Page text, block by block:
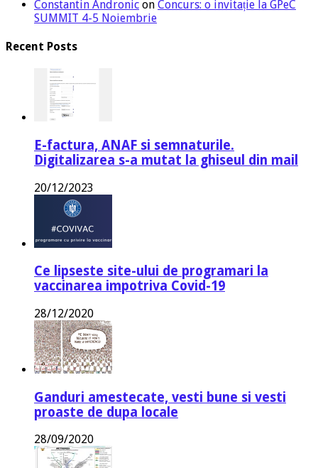
Constantin Andronic on Concurs: o invitație la GPeC
SUMMIT 4-5 Noiembrie
Recent Posts
E-factura, ANAF si semnaturile.
Digitalizarea s-a mutat la ghiseul din mail
20/12/2023
Ce lipseste site-ului de programari la
vaccinarea impotriva Covid-19
28/12/2020
Ganduri amestecate, vesti bune si vesti
proaste de dupa locale
28/09/2020